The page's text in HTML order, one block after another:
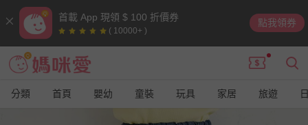
首載 App 現領 $ 100 折價券
( 10000+ )
點我領券
分類 首頁 嬰幼 童裝 玩具 家居 旅遊